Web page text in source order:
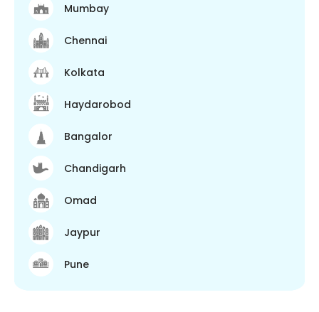
Mumbay
Chennai
Kolkata
Haydarobod
Bangalor
Chandigarh
Omad
Jaypur
Pune